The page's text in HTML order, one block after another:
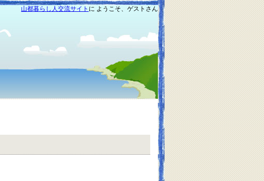
山都暮らし人交流サイト に ようこそ、ゲストさん